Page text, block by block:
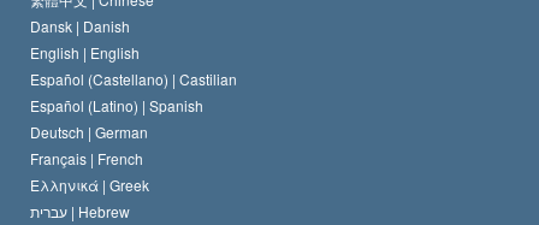
De Code van een Scientoloog
David Miscavige
Verklaring over Religie
Dansk | Danish
English | English
Español (Castellano) | Castilian
Español (Latino) | Spanish
Deutsch | German
Français | French
Ελληνικά | Greek
עברית | Hebrew